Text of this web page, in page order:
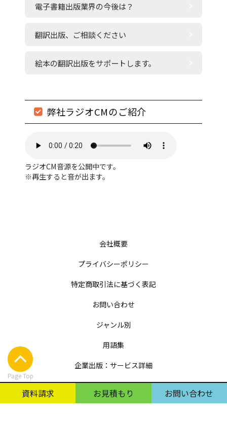
電子書籍出版業界の今後は？
翻訳出版、ご相談ください
絵本の翻訳出版をサポートします。
弊社ラジオCMのご紹介
ラジオCM音源を公開中です。
※再生すると音が出ます。
Page Top
会社概要
プライバシーポリシー
特定商取引法に基づく表記
お問い合わせ
ジャンル別
用語集
企業出版：サービス詳細
コラム
出版
資料請求 お見積もり お問い合わせ